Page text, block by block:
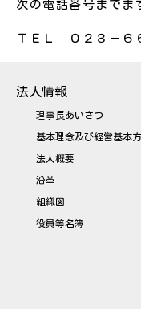
次の電話番号までま
ＴＥＬ ０２３－６
法人情報
理事長あいさつ
基本理念及び経営基本
法人概要
沿革
組織図
役員等名簿